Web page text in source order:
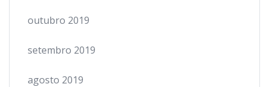
outubro 2019
setembro 2019
agosto 2019